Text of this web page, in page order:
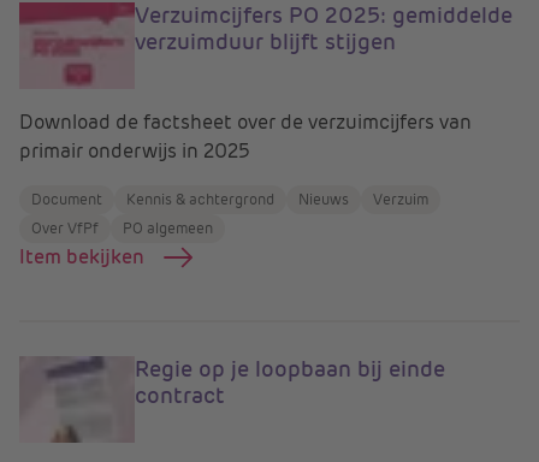
Verzuimcijfers PO 2025: gemiddelde
verzuimduur blijft stijgen
Download de factsheet over de verzuimcijfers van
primair onderwijs in 2025
Document Kennis & achtergrond Nieuws
Verzuim
Over VfPf
PO algemeen
Item bekijken
Regie op je loopbaan bij einde
contract